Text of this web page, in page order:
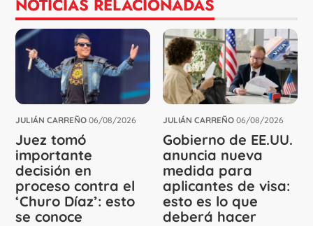
NOTICIAS RELACIONADAS
JULIÁN CARREÑO 06/08/2026
Juez tomó
importante
decisión en
proceso contra el
‘Churo Díaz’: esto
se conoce
JULIÁN CARREÑO 06/08/2026
Gobierno de EE.UU.
anuncia nueva
medida para
aplicantes de visa:
esto es lo que
deberá hacer